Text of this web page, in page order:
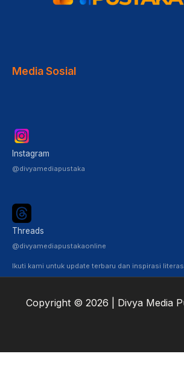
Media Sosial
Instagram
@divyamediapustaka
Threads
@divyamediapustakaonline
Ikuti kami untuk update terbaru dan inspirasi
Copyright © 2026 | Divya Media